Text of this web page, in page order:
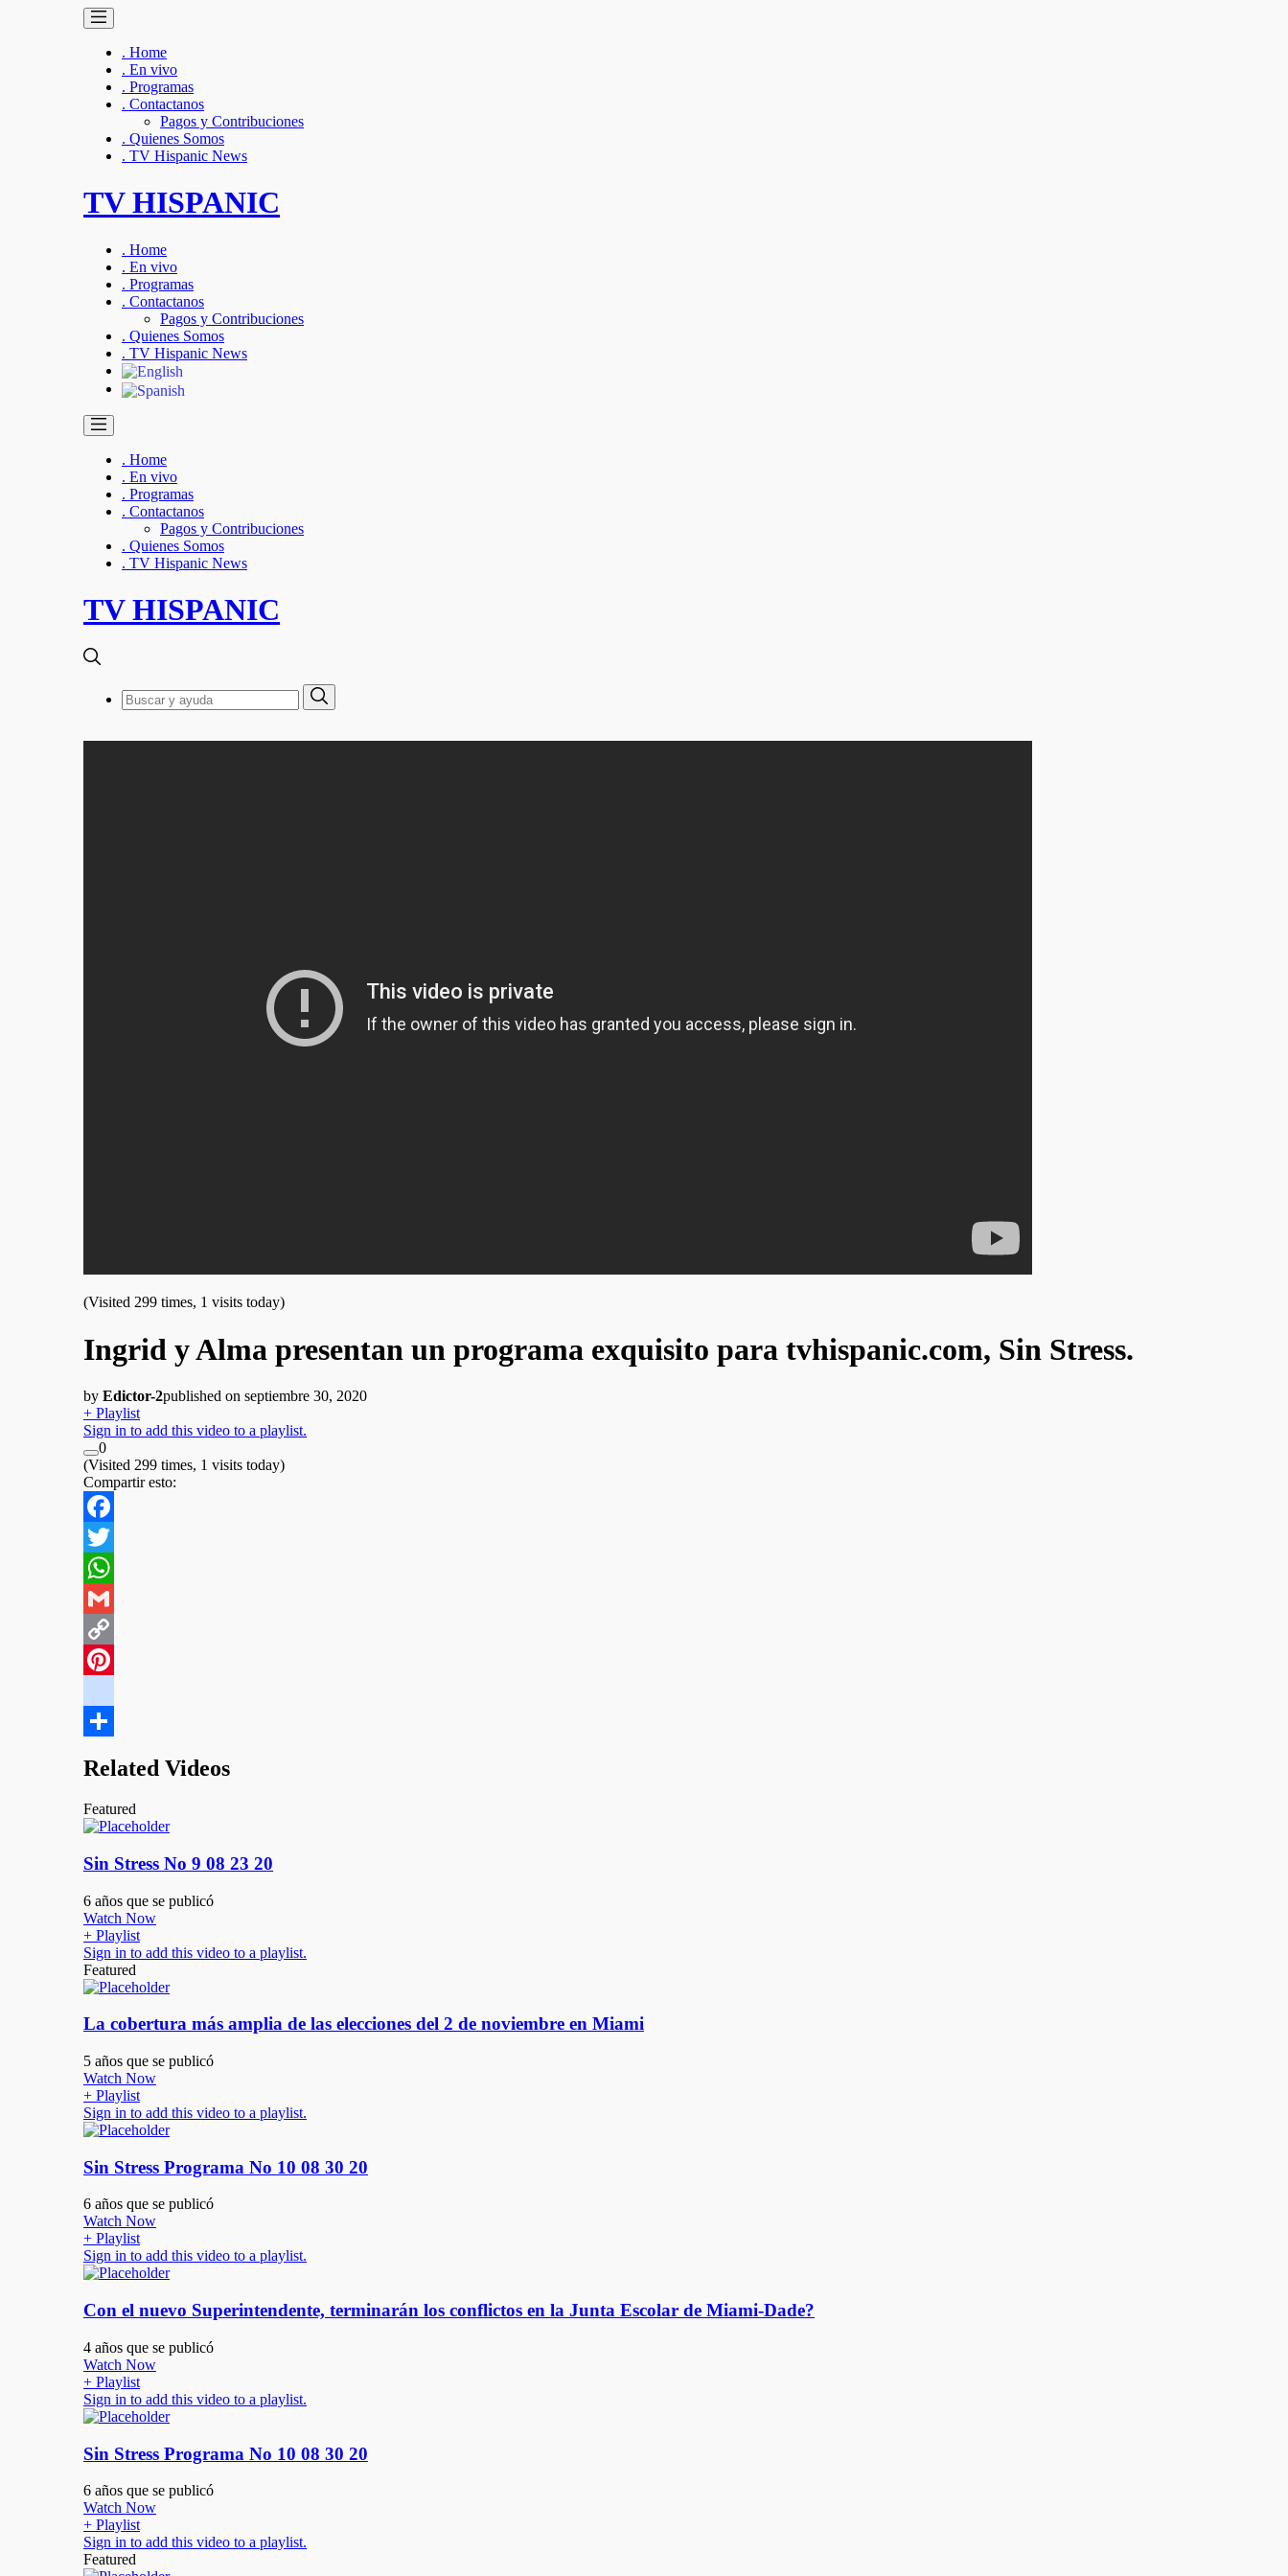
. Home
. En vivo
. Programas
. Contactanos
Pagos y Contribuciones
. Quienes Somos
. TV Hispanic News
TV HISPANIC
. Home
. En vivo
. Programas
. Contactanos
Pagos y Contribuciones
. Quienes Somos
. TV Hispanic News
. Home
. En vivo
. Programas
. Contactanos
Pagos y Contribuciones
. Quienes Somos
. TV Hispanic News
TV HISPANIC
Search
for:
(Visited 299 times, 1 visits today)
Ingrid y Alma presentan un programa exquisito para tvhispanic.com, Sin Stress.
by Edictor-2published on septiembre 30, 2020
+ Playlist
Sign in to add this video to a playlist.
0
(Visited 299 times, 1 visits today)
Compartir esto:
Facebook
Twitter
WhatsApp
Gmail
Copy
google_bookmarks
Related Videos
Featured
Sin Stress No 9 08 23 20
6 años que se publicó
Watch Now
+ Playlist
Sign in to add this video to a playlist.
Featured
La cobertura más amplia de las elecciones del 2 de noviembre en Miami
5 años que se publicó
Watch Now
+ Playlist
Sign in to add this video to a playlist.
Sin Stress Programa No 10 08 30 20
6 años que se publicó
Watch Now
+ Playlist
Sign in to add this video to a playlist.
Con el nuevo Superintendente, terminarán los conflictos en la Junta Escolar de Miami-Dade?
4 años que se publicó
Watch Now
+ Playlist
Sign in to add this video to a playlist.
Sin Stress Programa No 10 08 30 20
6 años que se publicó
Watch Now
+ Playlist
Sign in to add this video to a playlist.
Featured